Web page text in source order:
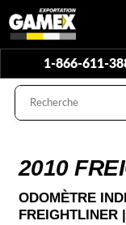
1-866-611-
2010
ODOMÈTRE INDICATEUR DE VITESSE M2
FREIGHTLINER |